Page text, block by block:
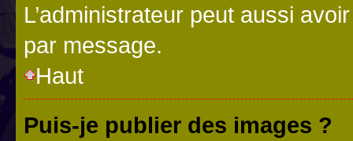
L’administrateur peut aussi
par message.
Haut
Puis-je publier des images ?